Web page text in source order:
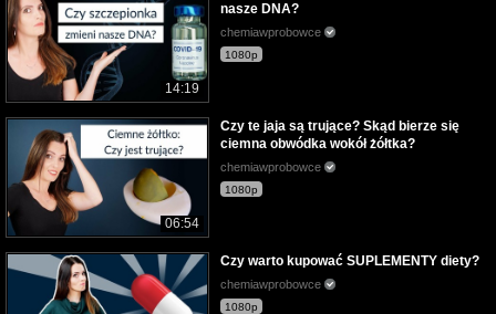
14:19
nasze DNA?
chemiawprobowce
1080p
06:54
Czy te jaja są trujące? Skąd bierze się
ciemna obwódka wokół żółtka?
chemiawprobowce
1080p
Czy warto kupować SUPLEMENTY diety?
chemiawprobowce
1080p